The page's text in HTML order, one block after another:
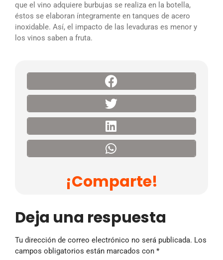
que el vino adquiere burbujas se realiza en la botella,
éstos se elaboran íntegramente en tanques de acero
inoxidable. Así, el impacto de las levaduras es menor y
los vinos saben a fruta.
¡Comparte!
Deja una respuesta
Tu dirección de correo electrónico no será publicada. Los
campos obligatorios están marcados con *